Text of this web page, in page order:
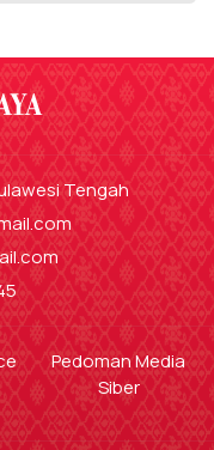
Tengah
Pedoman Media
Siber